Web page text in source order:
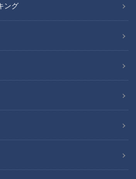
ング
内茂喜の『野球のドテ煮』】
ズ」（毎週日曜日12時54分か